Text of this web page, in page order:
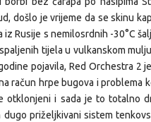
došlo je vrijeme da se skinu
Rusije s nemilosrdnih -30°C
tijela u vulkanskom
pojavila, Red Orchestra 2
račun hrpe bugova i problema
otklonjeni i sada je to totalno
dugo priželjkivani sistem